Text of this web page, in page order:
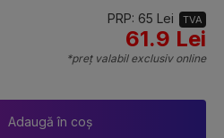
PRP: 65 Lei TVA
61.9 Lei
*preț valabil exclusiv online
Adaugă în coș